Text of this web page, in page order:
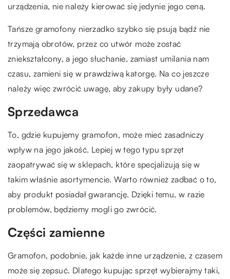
urządzenia, nie należy kierować się jedynie jego ceną.
Tańsze gramofony nierzadko szybko się psują bądź nie
trzymają obrotów, przez co utwór może zostać
zniekształcony, a jego słuchanie, zamiast umilania nam
czasu, zamieni się w prawdziwą katorgę. Na co jeszcze
należy więc zwrócić uwagę, aby zakupy były udane?
Sprzedawca
To, gdzie kupujemy gramofon, może mieć zasadniczy
wpływ na jego jakość. Lepiej w tego typu sprzęt
zaopatrywać się w sklepach, które specjalizują się w
takim właśnie asortymencie. Warto również zadbać o to,
aby produkt posiadał gwarancję. Dzięki temu, w razie
problemów, będziemy mogli go zwrócić.
Części zamienne
Gramofon, podobnie, jak każde inne urządzenie, z czasem
może się zepsuć. Dlatego kupując sprzęt wybierajmy taki,